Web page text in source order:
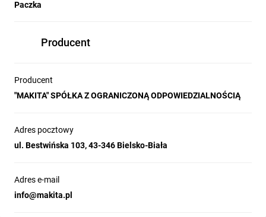
Paczka
Producent
Producent
"MAKITA" SPÓŁKA Z OGRANICZONĄ ODPOWIEDZIALNOŚCIĄ
Adres pocztowy
ul. Bestwińska 103, 43-346 Bielsko-Biała
Adres e-mail
info@makita.pl